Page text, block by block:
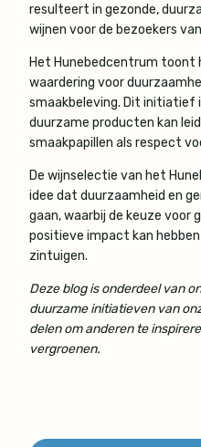
resulteert in gezonde,
wijnen voor de bezoekers
Het Hunebedcentrum toont
waardering voor
smaakbeleving. Dit initiatief
duurzame producten kan
smaakpapillen als respect
De wijnselectie van het
idee dat duurzaamheid en
gaan, waarbij de keuze voor
positieve impact kan
zintuigen.
Deze blog is onderdeel van
duurzame initiatieven van
delen om anderen te
vergroenen.